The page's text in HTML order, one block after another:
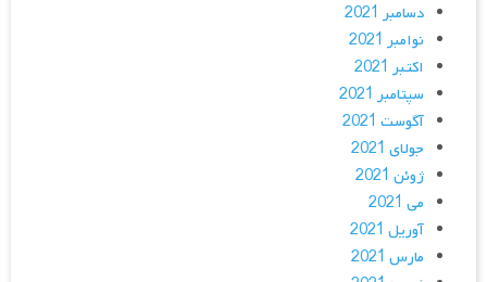
دسامبر 2021
نوامبر 2021
اکتبر 2021
سپتامبر 2021
آگوست 2021
جولای 2021
ژوئن 2021
می 2021
آوریل 2021
مارس 2021